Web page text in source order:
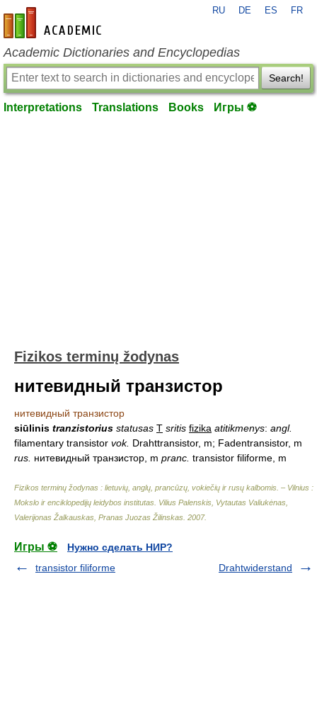
en-academic.com
RU DE ES FR
Academic Dictionaries and Encyclopedias
Search!
Interpretations Translations Books Игры ⚽
Fizikos terminų žodynas
нитевидный транзистор
нитевидный транзистор
siūlinis tranzistorius statusas T sritis fizika atitikmenys: angl.
filamentary transistor vok. Drahttransistor, m; Fadentransistor, m
rus. нитевидный транзистор, m pranc. transistor filiforme, m
Fizikos terminų žodynas : lietuvių, anglų, prancūzų, vokiečių ir rusų kalbomis. – Vilnius :
Mokslo ir enciklopedijų leidybos institutas Vilius Palenskis, Vytautas Valiukėnas,
Valerijonas Žalkauskas, Pranas Juozas Žilinskas 2007.
Игры ⚽
Нужно сделать НИР?
transistor filiforme
Drahtwiderstand